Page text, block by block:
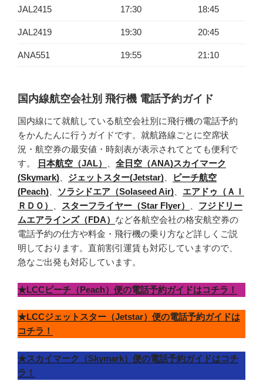
JAL2415 17:30 18:45
JAL2419 19:30 20:45
ANA551 19:55 21:10
国内線航空会社別 飛行機 電話予約ガイド
国内線にて就航している航空会社別に飛行機の電話予約
をかんたんに行うガイドです。就航路線ごとに空席状
況・航空券の最安値・時刻表が表示されてとても便利で
す。
日本航空（JAL） 全日空（ANA)スカイマーク
(Skymark)
ジェットスター(Jetstar)
ピーチ航空
(Peach)
ソラシドエア（Solaseed Air)
エアドゥ（ＡＩ
ＲＤＯ）
スターフライヤー（Star Flyer）
フジドリー
ムエアラインズ（FDA） など各航空会社の格安航空券の
電話予約の仕方や料金・飛行機の乗り方など詳しくご説
明しております。直前割引運賃も対応していますので、
急なご出発も対応しています。
★LCCピーチ（Peach）便の電話予約ガイドはコチラ！
★LCCジェットスター（Jetstar）便の電話予約ガイドは
コチラ！
★スカイマーク（Skymark）便の電話予約ガイドはコチ
ラ！